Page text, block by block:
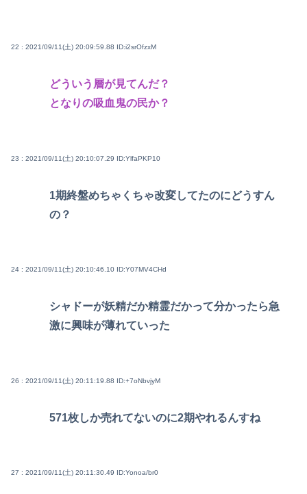
22 : 2021/09/11(土) 20:09:59.88 ID:i2srOfzxM
どういう層が見てんだ？
となりの吸血鬼の民か？
23 : 2021/09/11(土) 20:10:07.29 ID:YlfaPKP10
1期終盤めちゃくちゃ改変してたのにどうすん
の？
24 : 2021/09/11(土) 20:10:46.10 ID:Y07MV4CHd
シャドーが妖精だか精霊だかって分かったら急
激に興味が薄れていった
26 : 2021/09/11(土) 20:11:19.88 ID:+7oNbvjyM
571枚しか売れてないのに2期やれるんすね
27 : 2021/09/11(土) 20:11:30.49 ID:Yonoa/br0